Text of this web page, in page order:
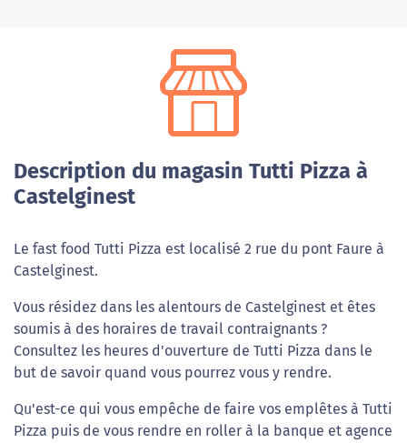
Description du magasin Tutti Pizza à
Castelginest
Le fast food Tutti Pizza est localisé 2 rue du pont Faure à
Castelginest.
Vous résidez dans les alentours de Castelginest et êtes
soumis à des horaires de travail contraignants ?
Consultez les heures d'ouverture de Tutti Pizza dans le
but de savoir quand vous pourrez vous y rendre.
Qu'est-ce qui vous empêche de faire vos emplêtes à Tutti
Pizza puis de vous rendre en roller à la banque et agence